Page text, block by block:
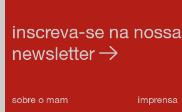
inscreva-se na nossa
newsletter
sobre o mam
imprensa